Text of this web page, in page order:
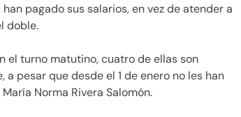
pagado sus salarios, en vez de atender a
doble.
el turno matutino, cuatro de ellas son
pesar que desde el 1 de enero no les han
Norma Rivera Salomón.